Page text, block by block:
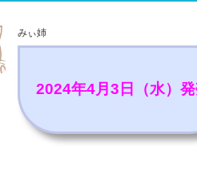
みぃ姉
2024年4月3日（水）